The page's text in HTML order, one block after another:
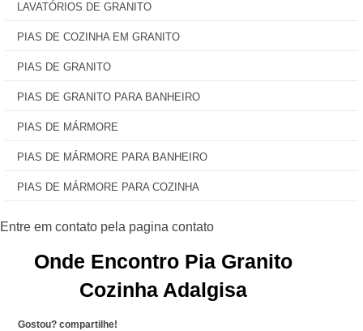
LAVATÓRIOS DE GRANITO
PIAS DE COZINHA EM GRANITO
PIAS DE GRANITO
PIAS DE GRANITO PARA BANHEIRO
PIAS DE MÁRMORE
PIAS DE MÁRMORE PARA BANHEIRO
PIAS DE MÁRMORE PARA COZINHA
Onde Encontro Pia Granito
Cozinha Adalgisa
Gostou? compartilhe!